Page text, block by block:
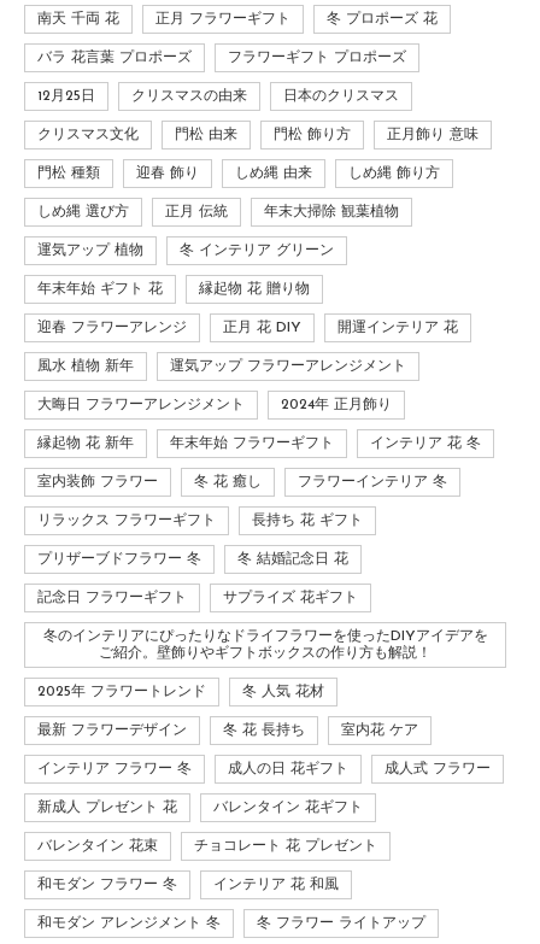
南天 千両 花 正月 フラワーギフト 冬 プロポーズ 花
バラ 花言葉 プロポーズ フラワーギフト プロポーズ
12月25日 クリスマスの由来 日本のクリスマス
クリスマス文化 門松 由来 門松 飾り方 正月飾り 意味
門松 種類 迎春 飾り しめ縄 由来 しめ縄 飾り方
しめ縄 選び方 正月 伝統 年末大掃除 観葉植物
運気アップ 植物 冬 インテリア グリーン
年末年始 ギフト 花 縁起物 花 贈り物
迎春 フラワーアレンジ 正月 花 DIY 開運インテリア 花
風水 植物 新年 運気アップ フラワーアレンジメント
大晦日 フラワーアレンジメント 2024年 正月飾り
縁起物 花 新年 年末年始 フラワーギフト インテリア 花 冬
室内装飾 フラワー 冬 花 癒し フラワーインテリア 冬
リラックス フラワーギフト 長持ち 花 ギフト
プリザーブドフラワー 冬 冬 結婚記念日 花
記念日 フラワーギフト サプライズ 花ギフト
冬のインテリアにぴったりなドライフラワーを使ったDIYアイデアを
ご紹介。壁飾りやギフトボックスの作り方も解説！
2025年 フラワートレンド 冬 人気 花材
最新 フラワーデザイン 冬 花 長持ち 室内花 ケア
インテリア フラワー 冬 成人の日 花ギフト 成人式 フラワー
新成人 プレゼント 花 バレンタイン 花ギフト
バレンタイン 花束 チョコレート 花 プレゼント
和モダン フラワー 冬 インテリア 花 和風
和モダン アレンジメント 冬 冬 フラワー ライトアップ